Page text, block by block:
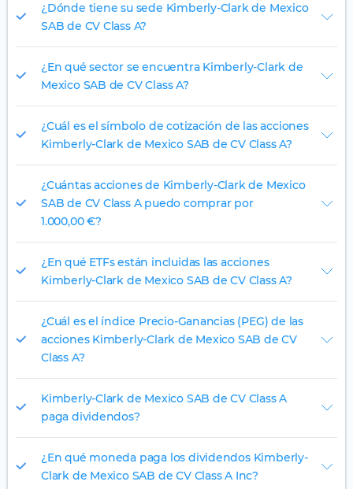
¿Dónde tiene su sede Kimberly-Clark de Mexico
SAB de CV Class A?
¿En qué sector se encuentra Kimberly-Clark de
Mexico SAB de CV Class A?
¿Cuál es el símbolo de cotización de las acciones
Kimberly-Clark de Mexico SAB de CV Class A?
¿Cuántas acciones de Kimberly-Clark de Mexico
SAB de CV Class A puedo comprar por
1.000,00 €?
¿En qué ETFs están incluidas las acciones
Kimberly-Clark de Mexico SAB de CV Class A?
¿Cuál es el índice Precio-Ganancias (PEG) de las
acciones Kimberly-Clark de Mexico SAB de CV
Class A?
Kimberly-Clark de Mexico SAB de CV Class A
paga dividendos?
¿En qué moneda paga los dividendos Kimberly-
Clark de Mexico SAB de CV Class A Inc?